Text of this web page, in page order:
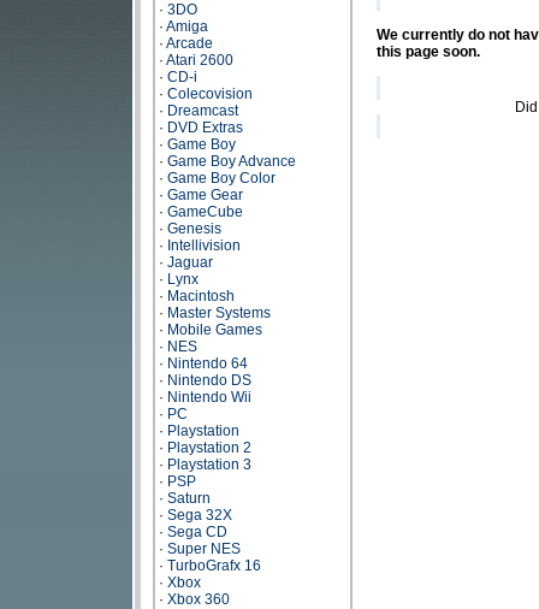
· 3DO
· Amiga
· Arcade
· Atari 2600
· CD-i
· Colecovision
· Dreamcast
· DVD Extras
· Game Boy
· Game Boy Advance
· Game Boy Color
· Game Gear
· GameCube
· Genesis
· Intellivision
· Jaguar
· Lynx
· Macintosh
· Master Systems
· Mobile Games
· NES
· Nintendo 64
· Nintendo DS
· Nintendo Wii
· PC
· Playstation
· Playstation 2
· Playstation 3
· PSP
· Saturn
· Sega 32X
· Sega CD
· Super NES
· TurboGrafx 16
· Xbox
· Xbox 360
We currently do not
this page soon.